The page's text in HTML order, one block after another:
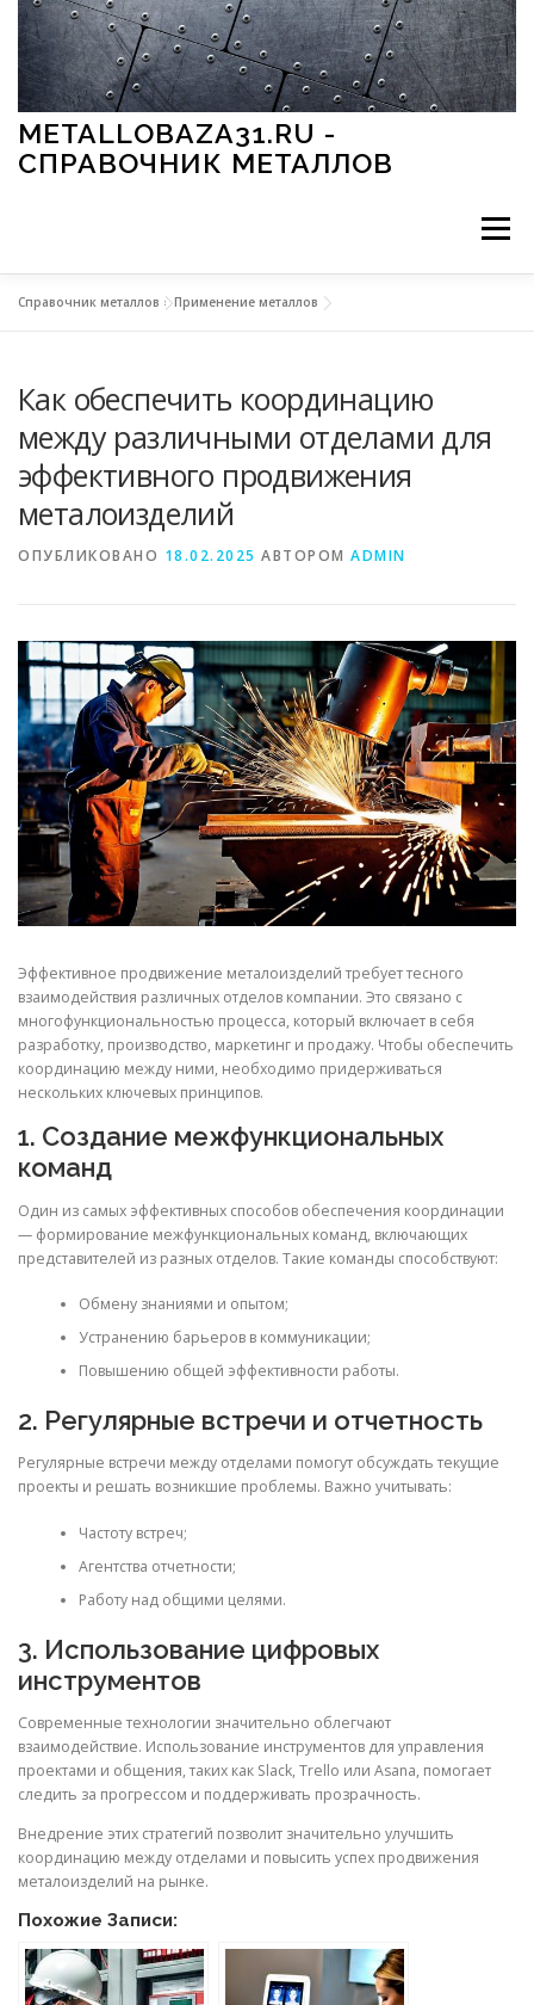
Перейти к содержимому
METALLOBAZA31.RU -
СПРАВОЧНИК МЕТАЛЛОВ
Меню
МЕТАЛЛЫ И ОКРУЖАЮЩАЯ СРЕДА
ПРИМЕНЕНИЕ МЕТАЛЛОВ
СТАТЬИ
Справочник металлов »Применение металлов
Как обеспечить координацию
между различными отделами для
эффективного продвижения
металоизделий
ОПУБЛИКОВАНО 18.02.2025 АВТОРОМ ADMIN
Эффективное продвижение металоизделий требует тесного
взаимодействия различных отделов компании. Это связано с
многофункциональностью процесса, который включает в себя
разработку, производство, маркетинг и продажу. Чтобы обеспечить
координацию между ними, необходимо придерживаться
нескольких ключевых принципов.
1. Создание межфункциональных
команд
Один из самых эффективных способов обеспечения координации
— формирование межфункциональных команд, включающих
представителей из разных отделов. Такие команды способствуют:
Обмену знаниями и опытом;
Устранению барьеров в коммуникации;
Повышению общей эффективности работы.
2. Регулярные встречи и отчетность
Регулярные встречи между отделами помогут обсуждать текущие
проекты и решать возникшие проблемы. Важно учитывать:
Частоту встреч;
Агентства отчетности;
Работу над общими целями.
3. Использование цифровых
инструментов
Современные технологии значительно облегчают
взаимодействие. Использование инструментов для управления
проектами и общения, таких как Slack, Trello или Asana, помогает
следить за прогрессом и поддерживать прозрачность.
Внедрение этих стратегий позволит значительно улучшить
координацию между отделами и повысить успех продвижения
металоизделий на рынке.
Похожие Записи: